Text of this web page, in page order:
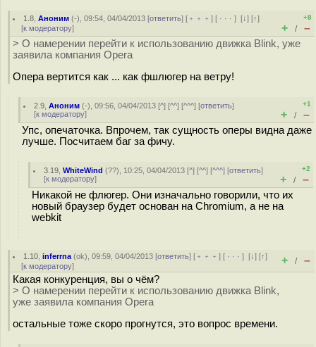
1.8 ,Аноним (-), 09:54, 04/04/2013 [ответить] [ ﹢﹢﹢] [ · · ·][↓] [↑]
[к модератору]
+8
+ / –
> О намерении перейти к использованию движка Blink, уже
заявила компания Opera
Опера вертится как ... как фшлюгер на ветру!
2.9 ,Аноним (-), 09:56, 04/04/2013 [^] [^^] [^^^] [ответить]
[к модератору]
+1
+ / –
Упс, опечаточка. Впрочем, так сущность оперы видна даже
лучше. Посчитаем баг за фичу.
3.19 ,WhiteWind (??), 10:25, 04/04/2013 [^] [^^] [^^^] [ответить]
[к модератору]
+2
+ / –
Никакой не флюгер. Они изначально говорили, что их
новый браузер будет основан на Chromium, а не на
webkit
1.10 ,inferrna (ok), 09:59, 04/04/2013 [ответить] [ ﹢﹢﹢] [ · · ·][↓] [↑]
[к модератору] + / –
Какая конкуренция, вы о чём?
> О намерении перейти к использованию движка Blink,
уже заявила компания Opera
остальные тоже скоро прогнутся, это вопрос времени.